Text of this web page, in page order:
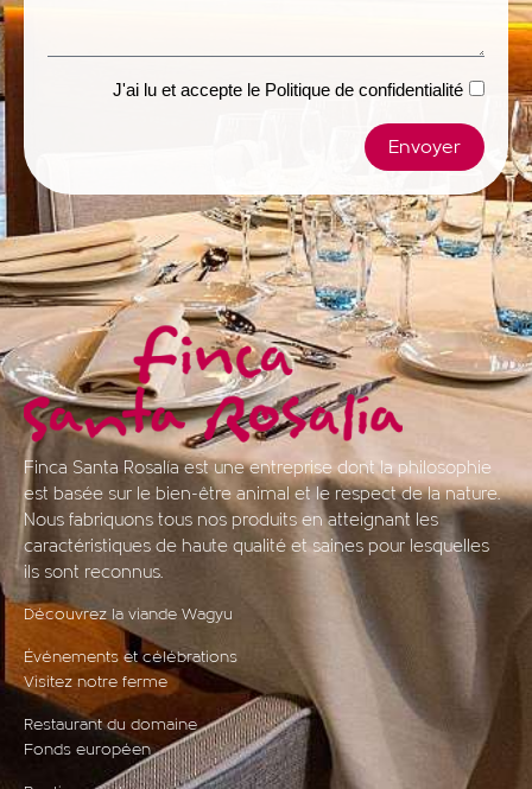
J'ai lu et accepte le Politique de confidentialité
Envoyer
Finca Santa Rosalía est une entreprise dont la philosophie
est basée sur le bien-être animal et le respect de la nature.
Nous fabriquons tous nos produits en atteignant les
caractéristiques de haute qualité et saines pour lesquelles
ils sont reconnus.
Découvrez la viande Wagyu
Événements et célébrations
Visitez notre ferme
Restaurant du domaine
Fonds européen